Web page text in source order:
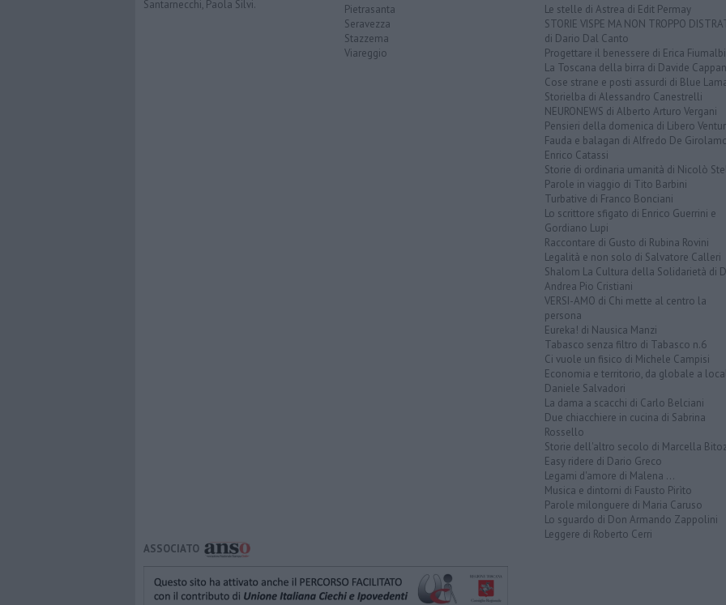
Santarnecchi, Paola Silvi.
Pietrasanta
Seravezza
Stazzema
Viareggio
Le stelle di Astrea di Edit Permay
STORIE VISPE MA NON TROPPO
di Dario Dal Canto
Progettare il benessere di Erica Fiumalbi
La Toscana della birra di Davide
Cose strane e posti assurdi di Blue
Storielba di Alessandro Canestrelli
NEURONEWS di Alberto Arturo Vergani
Pensieri della domenica di Libero
Fauda e balagan di Alfredo De
Enrico Catassi
Storie di ordinaria umanità di Nicolò
Parole in viaggio di Tito Barbini
Turbative di Franco Bonciani
Lo scrittore sfigato di Enrico Guerrini e
Gordiano Lupi
Raccontare di Gusto di Rubina Rovini
Legalità e non solo di Salvatore Calleri
Shalom La Cultura della Solidarietà di
Andrea Pio Cristiani
VERSI-AMO di Chi mette al centro la
persona
Eureka! di Nausica Manzi
Tabasco senza filtro di Tabasco n.6
Ci vuole un fisico di Michele Campisi
Economia e territorio, da globale a
Daniele Salvadori
La dama a scacchi di Carlo Belciani
Due chiacchiere in cucina di Sabrina
Rossello
Storie dell'altro secolo di Marcella
Easy ridere di Dario Greco
Legami d'amore di Malena ...
Musica e dintorni di Fausto Pirìto
Parole milonguere di Maria Caruso
Lo sguardo di Don Armando Zappolini
Leggere di Roberto Cerri
ASSOCIATO